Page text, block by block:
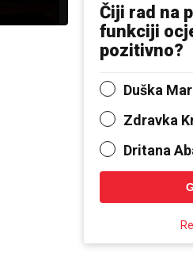
Čiji rad na
funkciji
pozitivno?
Duška
Zdravka
Dritana